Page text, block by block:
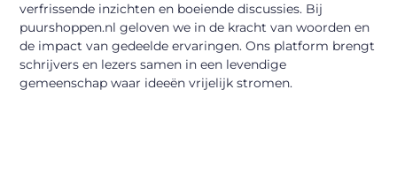
verfrissende inzichten en boeiende discussies. Bij
puurshoppen.nl geloven we in de kracht van woorden en
de impact van gedeelde ervaringen. Ons platform brengt
schrijvers en lezers samen in een levendige
gemeenschap waar ideeën vrijelijk stromen.